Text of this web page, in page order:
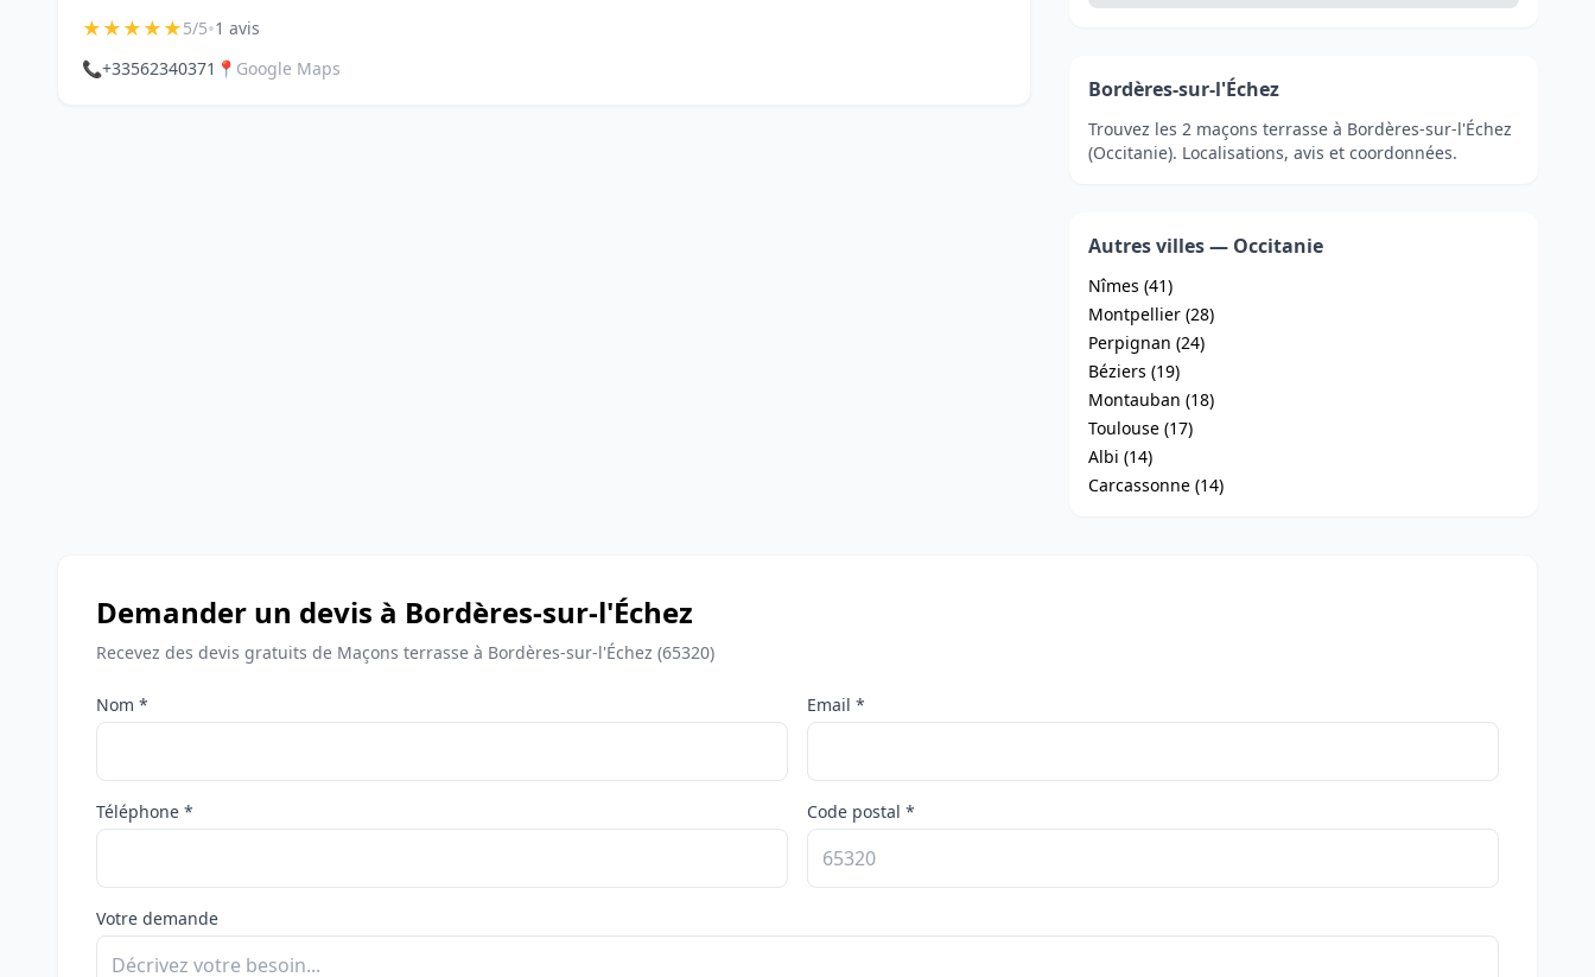
★★★★★5/5•1 avis
📞+33562340371 📍 Google Maps
Bordères-sur-l'Échez
Trouvez les 2 maçons terrasse à Bordères-sur-l'Échez
(Occitanie). Localisations, avis et coordonnées.
Autres villes — Occitanie
Nîmes (41)
Montpellier (28)
Perpignan (24)
Béziers (19)
Montauban (18)
Toulouse (17)
Albi (14)
Carcassonne (14)
Demander un devis à Bordères-sur-l'Échez
Recevez des devis gratuits de Maçons terrasse à Bordères-sur-l'Échez (65320)
Nom * Email *
Téléphone * Code postal *
Votre demande